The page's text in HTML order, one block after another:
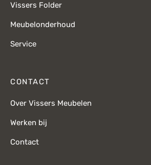
Vissers Folder
Meubelonderhoud
Service
CONTACT
Over Vissers Meubelen
Werken bij
Contact